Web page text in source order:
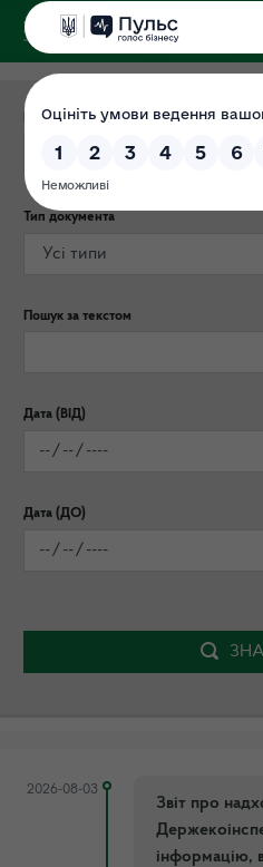
Категорія публікації
Тип документа
Пошук за текстом
Дата (ВІД)
Дата (ДО)
2026-08-03
Звіт про
інформацію,